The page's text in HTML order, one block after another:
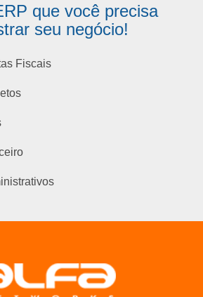
que você precisa
seu negócio!
Fiscais